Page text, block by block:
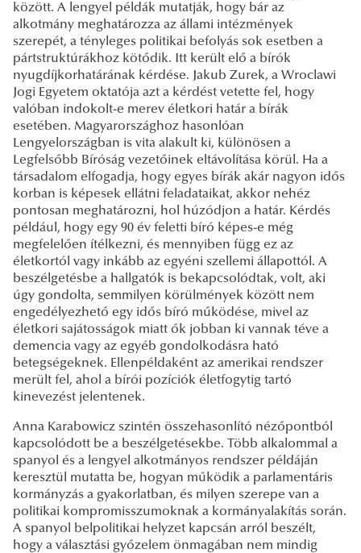
között. A lengyel példák mutatják, hogy bár az
alkotmány meghatározza az állami intézmények
szerepét, a tényleges politikai befolyás sok esetben a
pártstruktúrákhoz kötődik. Itt került elő a bírók
nyugdíjkorhatárának kérdése. Jakub Zurek, a Wroclawi
Jogi Egyetem oktatója azt a kérdést vetette fel, hogy
valóban indokolt-e merev életkori határ a bírák
esetében. Magyarországhoz hasonlóan
Lengyelországban is vita alakult ki, különösen a
Legfelsőbb Bíróság vezetőinek eltávolítása körül. Ha a
társadalom elfogadja, hogy egyes bírák akár nagyon idős
korban is képesek ellátni feladataikat, akkor nehéz
pontosan meghatározni, hol húzódjon a határ. Kérdés
például, hogy egy 90 év feletti bíró képes-e még
megfelelően ítélkezni, és mennyiben függ ez az
életkortól vagy inkább az egyéni szellemi állapottól. A
beszélgetésbe a hallgatók is bekapcsolódtak, volt, aki
úgy gondolta, semmilyen körülmények között nem
engedélyezhető egy idős bíró működése, mivel az
életkori sajátosságok miatt ők jobban ki vannak téve a
demencia vagy az egyéb gondolkodásra ható
betegségeknek. Ellenpéldaként az amerikai rendszer
merült fel, ahol a bírói pozíciók életfogytig tartó
kinevezést jelentenek.
Anna Karabowicz szintén összehasonlító nézőpontból
kapcsolódott be a beszélgetésekbe. Több alkalommal a
spanyol és a lengyel alkotmányos rendszer példáján
keresztül mutatta be, hogyan működik a parlamentáris
kormányzás a gyakorlatban, és milyen szerepe van a
politikai kompromisszumoknak a kormányalakítás során.
A spanyol belpolitikai helyzet kapcsán arról beszélt,
hogy a választási győzelem önmagában nem mindig